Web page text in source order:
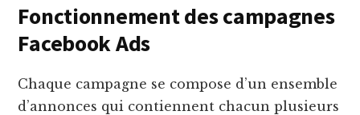
Fonctionnement des campagnes
Facebook Ads
Chaque campagne se compose d’un ensemble
d’annonces qui contiennent chacun plusieurs